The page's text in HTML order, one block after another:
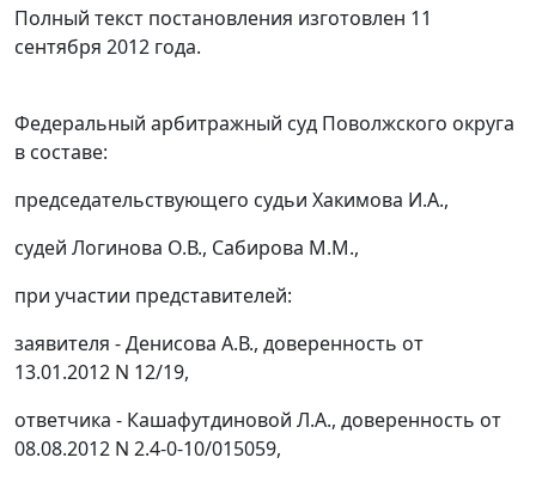
Полный текст постановления изготовлен 11
сентября 2012 года.
Федеральный арбитражный суд Поволжского округа
в составе:
председательствующего судьи Хакимова И.А.,
судей Логинова О.В., Сабирова М.М.,
при участии представителей:
заявителя - Денисова А.В., доверенность от
13.01.2012 N 12/19,
ответчика - Кашафутдиновой Л.А., доверенность от
08.08.2012 N 2.4-0-10/015059,